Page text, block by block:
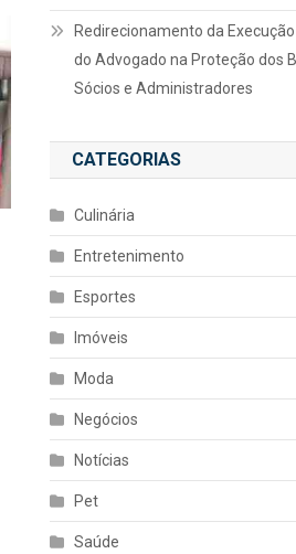
Redirecionamento da Execução
do Advogado na Proteção dos
Sócios e Administradores
CATEGORIAS
Culinária
Entretenimento
Esportes
Imóveis
Moda
Negócios
Notícias
Pet
Saúde